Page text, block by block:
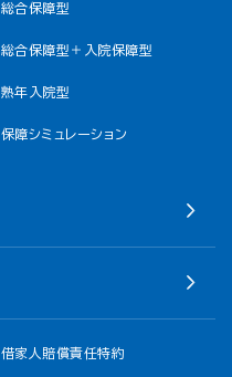
総合保障型
総合保障型＋入院保障型
熟年入院型
保障シミュレーション
借家人賠償責任特約